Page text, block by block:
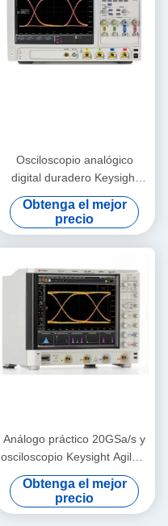
Osciloscopio analógico
digital duradero Keysight
Agilent DSO90404A
Osciloscopio de 4 GHz
Obtenga el mejor
precio
Análogo práctico 20GSa/s y
osciloscopio Keysight Agilent
DSOS054A de Digitaces
Obtenga el mejor
precio